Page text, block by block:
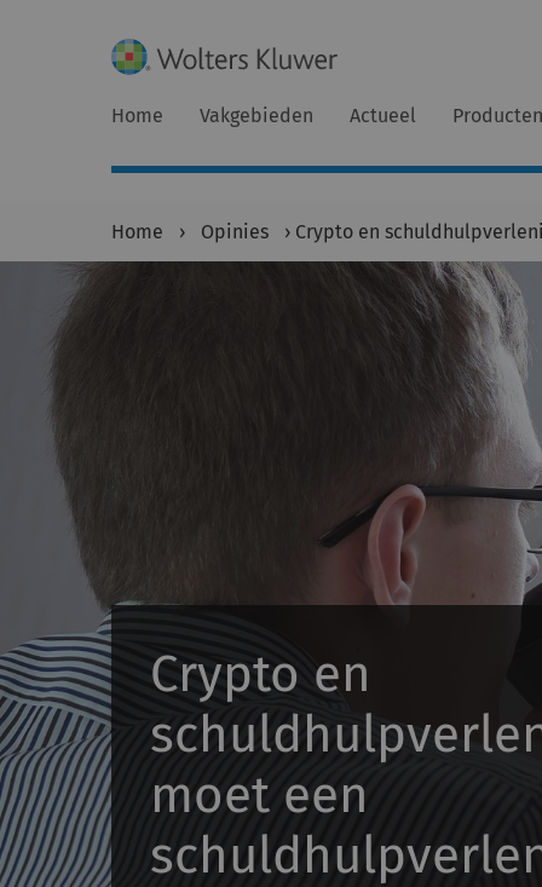
Home Vakgebieden Actueel Producten
Home › Opinies › Crypto en
Crypto en
moet een